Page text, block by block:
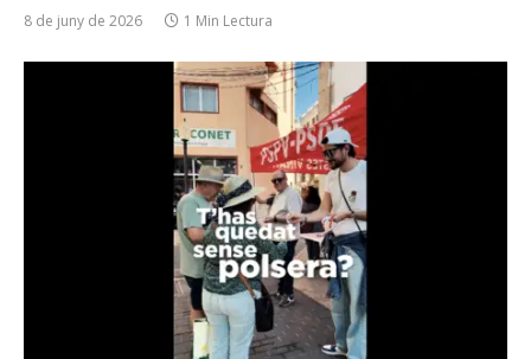
8 de juny de 2026 1 Min Lectura